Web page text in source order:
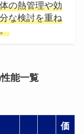
の熱管理や効
な検討を重ね
能一覧
価